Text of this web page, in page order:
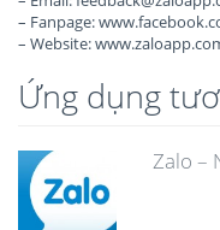
– Fanpage:
– Website:
Ứng dụng
Zalo –